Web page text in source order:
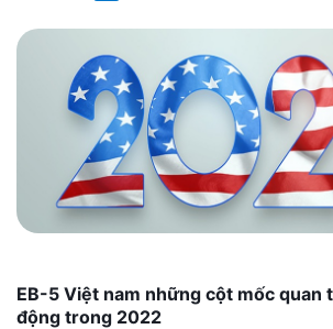
EB-5 Việt nam những cột mốc quan
động trong 2022